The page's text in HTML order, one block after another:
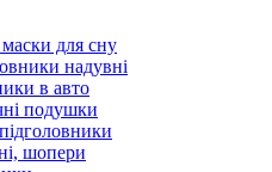
для сну
надувні
в авто
подушки
шопери